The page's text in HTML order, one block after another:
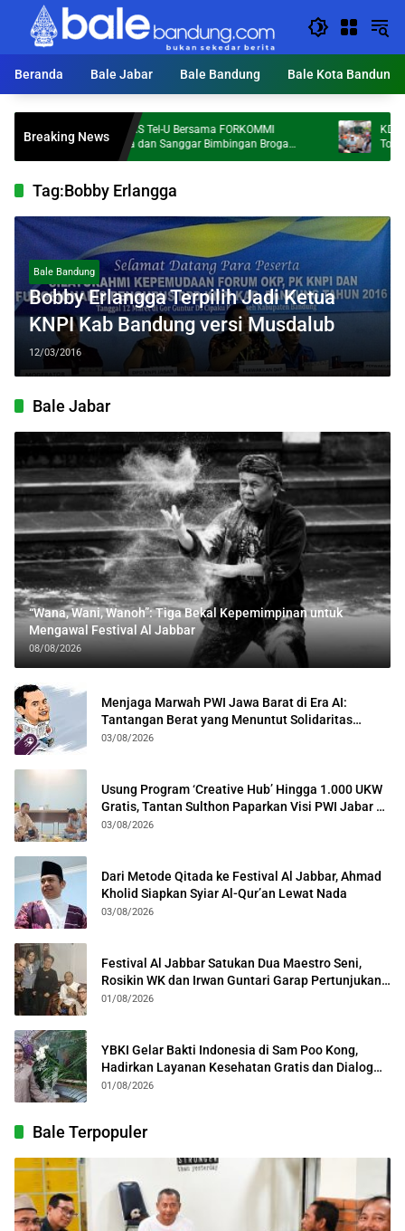
Langsung
konten
Beranda
Bale Jabar Bale Bandung Bale Kota Bandung
Breaking News
Dosen FKS Tel-U Bersama FORKOMMI
Malaysia dan Sanggar Bimbingan Broga
Perkuat Kolaborasi Internasional melalui
KDS
Ton
Tag:Bobby Erlangga
Bale Bandung
Bobby Erlangga Terpilih Jadi Ketua
KNPI Kab Bandung versi Musdalub
12/03/2016
Bale Jabar
“Wana, Wani, Wanoh”: Tiga Bekal Kepemimpinan untuk
Mengawal Festival Al Jabbar
08/08/2026
Menjaga Marwah PWI Jawa Barat di Era AI:
Tantangan Berat yang Menuntut Solidaritas
Lintas Generasi
03/08/2026
Usung Program ‘Creative Hub’ Hingga 1.000 UKW
Gratis, Tantan Sulthon Paparkan Visi PWI Jabar di
Kota Bogor
03/08/2026
Dari Metode Qitada ke Festival Al Jabbar, Ahmad
Kholid Siapkan Syiar Al-Qur’an Lewat Nada
03/08/2026
Festival Al Jabbar Satukan Dua Maestro Seni,
Rosikin WK dan Irwan Guntari Garap Pertunjukan
Kolosal
01/08/2026
YBKI Gelar Bakti Indonesia di Sam Poo Kong,
Hadirkan Layanan Kesehatan Gratis dan Dialog
Kebangsaan
01/08/2026
Bale Terpopuler